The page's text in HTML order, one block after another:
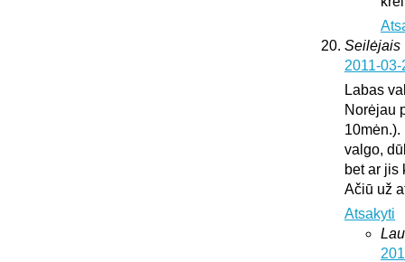
Seilėjais
2011-
Labas
Norėjau
valgo,
bet ar jis
Ačiū už
Atsakyti